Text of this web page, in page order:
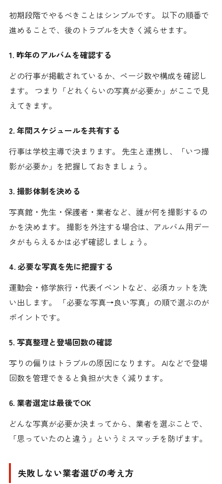
初期段階でやるべきことはシンプルです。 以下の順番で
進めることで、後のトラブルを大きく減らせます。
1. 昨年のアルバムを確認する
どの行事が掲載されているか、ページ数や構成を確認し
ます。 つまり「どれくらいの写真が必要か」がここで見
えてきます。
2. 年間スケジュールを共有する
行事は学校主導で決まります。 先生と連携し、「いつ撮
影が必要か」を把握しておきましょう。
3. 撮影体制を決める
写真館・先生・保護者・業者など、誰が何を撮影するの
かを決めます。 撮影を外注する場合は、アルバム用デー
タがもらえるかは必ず確認しましょう。
4. 必要な写真を先に把握する
運動会・修学旅行・代表イベントなど、必須カットを洗
い出します。 「必要な写真→良い写真」の順で選ぶのが
ポイントです。
5. 写真整理と登場回数の確認
写りの偏りはトラブルの原因になります。 AIなどで登場
回数を管理できると負担が大きく減ります。
6. 業者選定は最後でOK
どんな写真が必要か決まってから、業者を選ぶことで、
「思っていたのと違う」というミスマッチを防げます。
失敗しない業者選びの考え方